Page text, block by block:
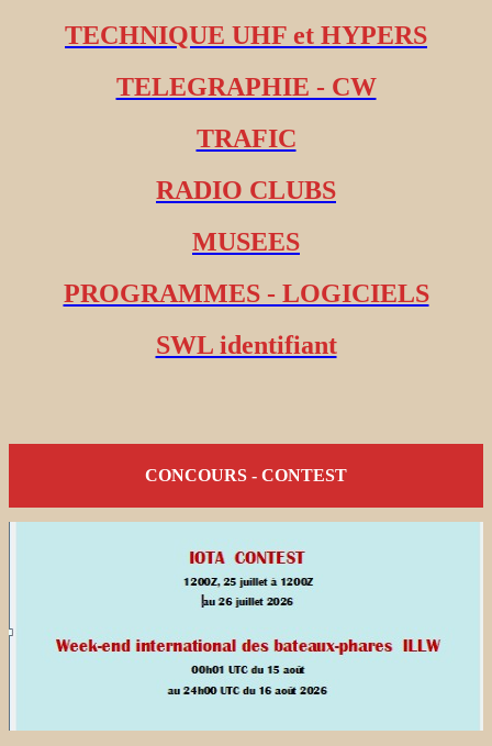
TECHNIQUE UHF et HYPERS
TELEGRAPHIE - CW
TRAFIC
RADIO CLUBS
MUSEES
PROGRAMMES - LOGICIELS
SWL identifiant
CONCOURS - CONTEST